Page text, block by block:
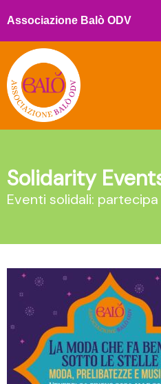
toAssociazione Balò ODV
Solidarity
Eventi solidali: